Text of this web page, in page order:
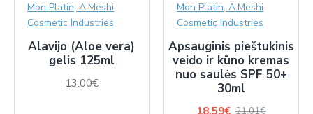
Mon Platin, A.Meshi
Cosmetic Industries
Alavijo (Aloe vera)
gelis 125ml
13.00€
Mon Platin, A.Meshi
Cosmetic Industries
Apsauginis pieštukinis
veido ir kūno kremas
nuo saulės SPF 50+
30ml